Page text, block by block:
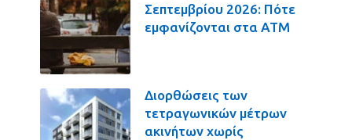
Σεπτεμβρίου 2026: Πότε
εμφανίζονται στα ΑΤΜ
Διορθώσεις των
τετραγωνικών μέτρων
ακινήτων χωρίς